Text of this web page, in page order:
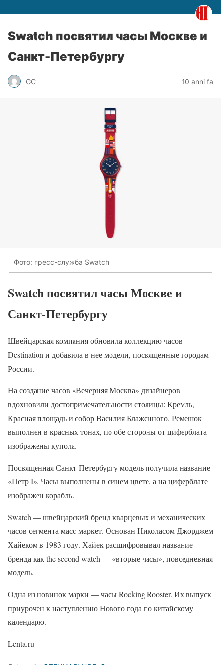
Swatch посвятил часы Москве и
Санкт-Петербургу
GC 10 anni fa
Фото: пресс-служба Swatch
Swatch посвятил часы Москве и
Санкт-Петербургу
Швейцарская компания обновила коллекцию часов
Destination и добавила в нее модели, посвященные городам
России.
На создание часов «Вечерняя Москва» дизайнеров
вдохновили достопримечательности столицы: Кремль,
Красная площадь и собор Василия Блаженного. Ремешок
выполнен в красных тонах, по обе стороны от циферблата
изображены купола.
Посвященная Санкт-Петербургу модель получила название
«Петр I». Часы выполнены в синем цвете, а на циферблате
изображен корабль.
Swatch — швейцарский бренд кварцевых и механических
часов сегмента масс-маркет. Основан Николасом Джорджем
Хайеком в 1983 году. Хайек расшифровывал название
бренда как the second watch — «вторые часы», повседневная
модель.
Одна из новинок марки — часы Rocking Rooster. Их выпуск
приурочен к наступлению Нового года по китайскому
календарю.
Lenta.ru